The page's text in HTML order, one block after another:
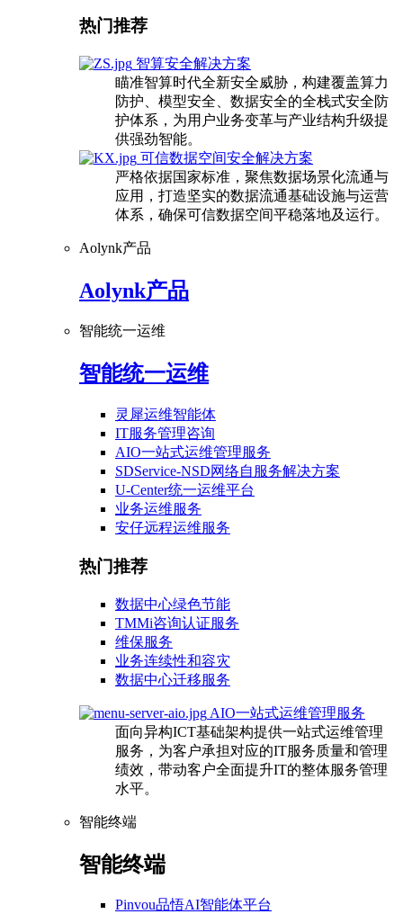
热门推荐
智算安全解决方案
瞄准智算时代全新安全威胁，构建覆盖算力
防护、模型安全、数据安全的全栈式安全防
护体系，为用户业务变革与产业结构升级提
供强劲智能。
可信数据空间安全解决方案
严格依据国家标准，聚焦数据场景化流通与
应用，打造坚实的数据流通基础设施与运营
体系，确保可信数据空间平稳落地及运行。
Aolynk产品
Aolynk产品
智能统一运维
智能统一运维
灵犀运维智能体
IT服务管理咨询
AIO一站式运维管理服务
SDService-NSD网络自服务解决方案
U-Center统一运维平台
业务运维服务
安仔远程运维服务
热门推荐
数据中心绿色节能
TMMi咨询认证服务
维保服务
业务连续性和容灾
数据中心迁移服务
AIO一站式运维管理服务
面向异构ICT基础架构提供一站式运维管理
服务，为客户承担对应的IT服务质量和管理
绩效，带动客户全面提升IT的整体服务管理
水平。
智能终端
智能终端
Pinvou品悟AI智能体平台